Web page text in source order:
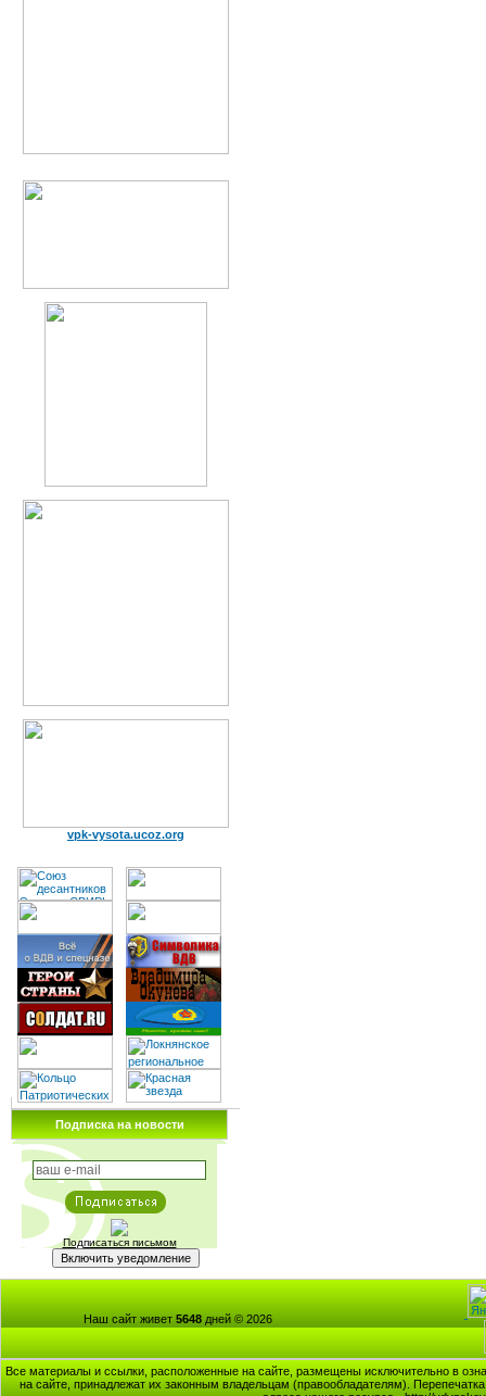
vpk-vysota.ucoz.org
Подписка на новости
Подписаться письмом
Наш сайт живет 5648 дней © 2026
Все материалы и ссылки, расположенные на сайте, размещены исключительно в
на сайте, принадлежат их законным владельцам (правообладателям).